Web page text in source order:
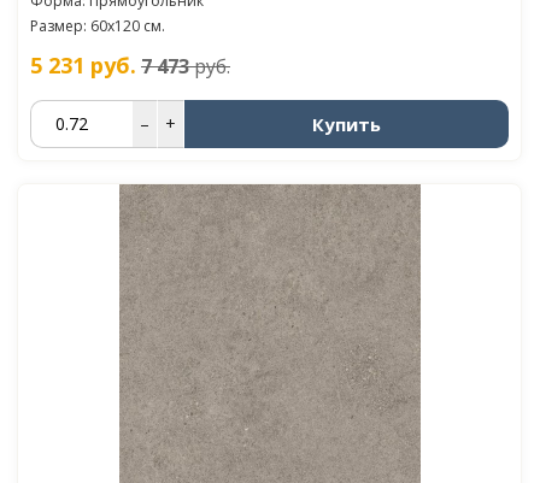
Размер: 60x120 см.
5 231 руб. 7 473руб.
– + Купить